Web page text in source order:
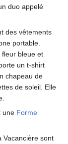
duo appelé
des vêtements
portable.
bleue et
un t-shirt
chapeau de
de soleil. Elle
une Forme
Vacancière sont